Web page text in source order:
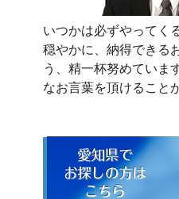
いつかは必ずやってく
穏やかに、納得できる
う、精一杯努めていま
なお言葉を頂けること